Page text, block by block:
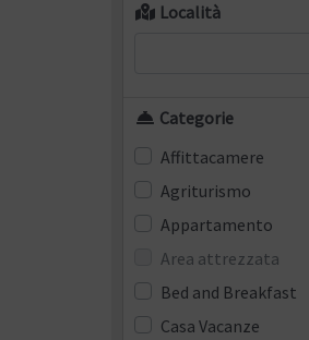
Località
Categorie
Affittacamere
Agriturismo
Appartamento
Area attrezzata
Bed and Breakfast
Casa Vacanze